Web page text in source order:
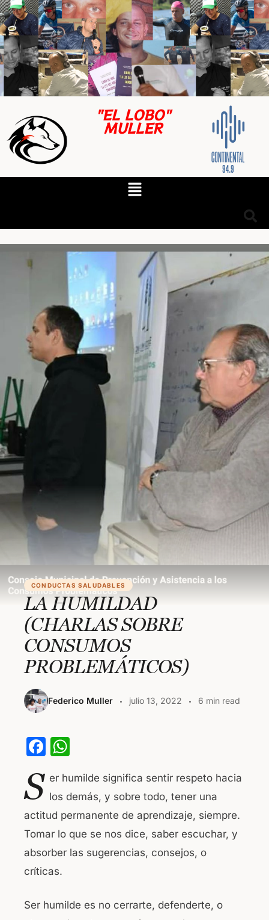
"EL LOBO"
MULLER
CONDUCTAS SALUDABLES
LA HUMILDAD
(CHARLAS SOBRE
CONSUMOS
PROBLEMÁTICOS)
Federico Muller julio 13, 2022 6 min read
F
c
e
b
o
o
k
at
s
A
p
p
S er humilde significa sentir respeto hacia
los demás, y sobre todo, tener una
actitud permanente de aprendizaje, siempre.
Tomar lo que se nos dice, saber escuchar, y
absorber las sugerencias, consejos, o
críticas.
Ser humilde es no cerrarte, defenderte, o